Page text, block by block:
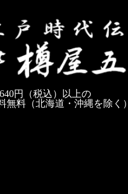
円（税込）以上の
無料 （北海道・沖縄を除く）